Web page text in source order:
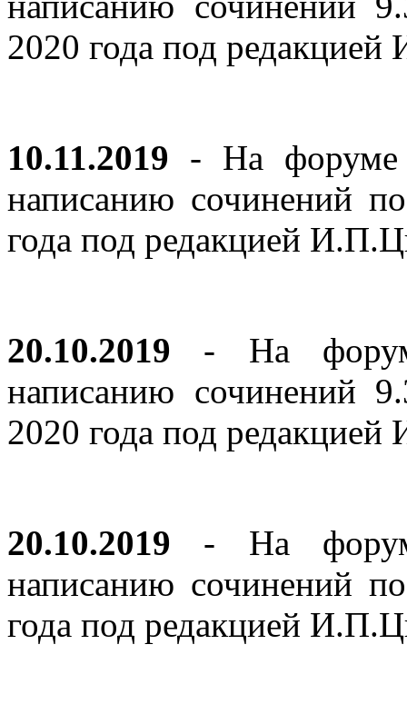
2020 года под
10.11.2019 - На форуме
написанию сочинений
года под редакцией
20.10.2019 - На
написанию сочинений
2020 года под
20.10.2019 - На
написанию сочинений
года под редакцией